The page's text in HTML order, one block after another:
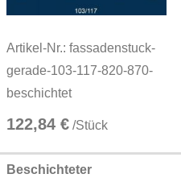
Artikel-Nr.: fassadenstuck-
gerade-103-117-820-870-
beschichtet
122,84 € /Stück
Beschichteter